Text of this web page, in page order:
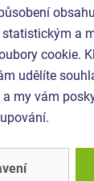
statistickým a
cookie.
udělíte
my vám